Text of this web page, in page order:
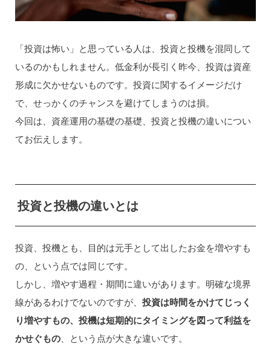
「投資は怖い」と思っている人は、投資と投機を混同して
いるのかもしれません。低金利が長引く昨今、投資は資産
形成に欠かせないものです。投資に関するイメージだけ
で、せっかくのチャンスを避けてしまうのは損。
今回は、資産運用の基礎の基礎、投資と投機の違いについ
てお伝えします。
投資と投機の違いとは
投資、投機とも、目的は元手として出したお金を増やすも
の、という点では同じです。
しかし、増やす過程・期間に違いがあります。明確な境界
線があるわけでないのですが、 投資は時間をかけてじっく
り増やすもの、投機は短期的にタイミングを図って利益を
かせぐもの、という点が大きな違いです。